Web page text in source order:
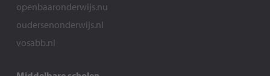
openbaaronderwijs.nu
oudersenonderwijs.nl
vosabb.nl